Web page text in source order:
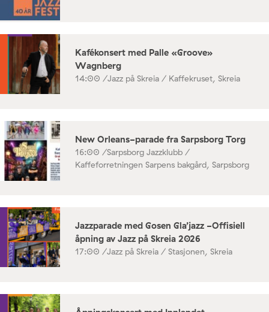
Kafékonsert med Palle «Groove»
Wagnberg
14:00 /Jazz på Skreia / Kaffekruset, Skreia
New Orleans-parade fra Sarpsborg Torg
16:00 /Sarpsborg Jazzklubb /
Kaffeforretningen Sarpens bakgård, Sarpsborg
Jazzparade med Gosen Gla’jazz -Offisiell
åpning av Jazz på Skreia 2026
17:00 /Jazz på Skreia / Stasjonen, Skreia